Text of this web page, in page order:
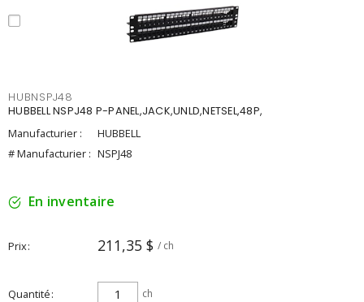
HUBNSPJ48
HUBBELL NSPJ48 P-PANEL,JACK,UNLD,NETSEL,48P,
Manufacturier :
HUBBELL
# Manufacturier : NSPJ48
En inventaire
Prix 211,35 $ / ch
Quantité ch